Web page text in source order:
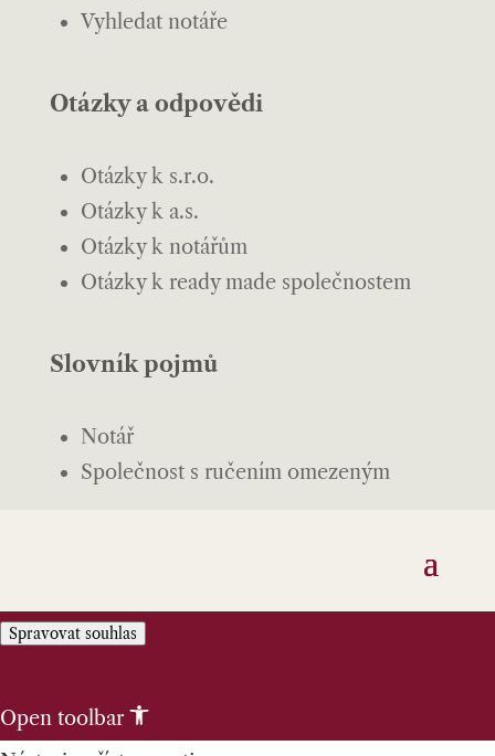
Vyhledat notáře
Otázky a odpovědi
Otázky k s.r.o.
Otázky k a.s.
Otázky k notářům
Otázky k ready made společnostem
Slovník pojmů
Notář
Společnost s ručením omezeným
Spravovat souhlas
Open toolbar